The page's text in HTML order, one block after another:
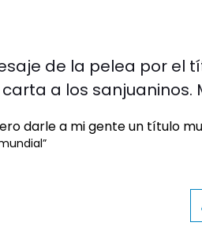
de la pelea por el
a los sanjuaninos.